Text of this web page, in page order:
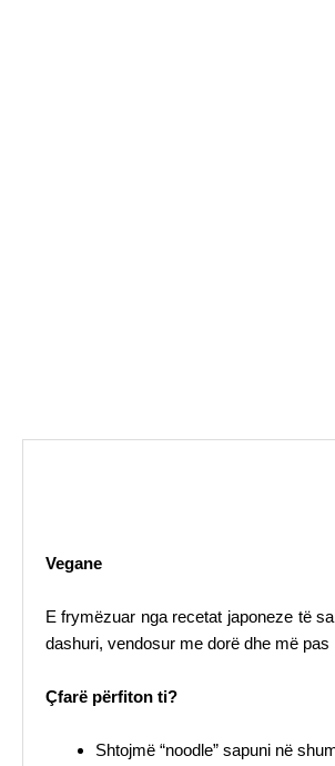
Vegane
E frymëzuar nga recetat japoneze të
dashuri, vendosur me dorë dhe më
Çfarë përfiton ti?
Shtojmë “noodle” sapuni në